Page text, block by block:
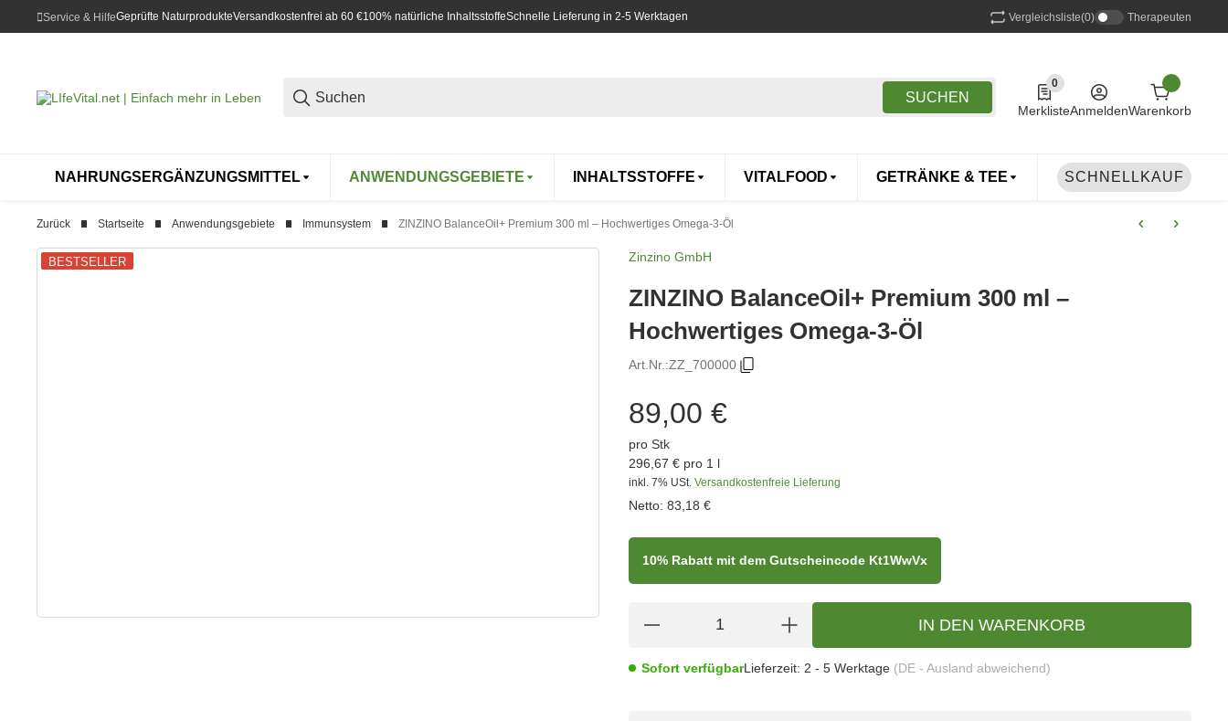
Service & HilfeGeprüfte NaturprodukteVersandkostenfrei ab 60 €100% natürliche InhaltsstoffeSchnelle Lieferung in 2-5 Werktagen Vergleichsliste(0) Therapeuten
SUCHEN
0
0 Produkte in der Liste
MerklisteAnmeldenWarenkorb
NAHRUNGSERGÄNZUNGSMITTEL ANWENDUNGSGEBIETE INHALTSSTOFFE VITALFOOD GETRÄNKE & TEE DROGERIE TIERE
SCHNELLKAUF
Zurück Startseite Anwendungsgebiete Immunsystem ZINZINO BalanceOil+ Premium 300 ml – Hochwertiges Omega-3-Öl
BESTSELLER Zinzino GmbH
ZINZINO BalanceOil+ Premium 300 ml –
Hochwertiges Omega-3-Öl
Art.Nr.:ZZ_700000
89,00 €
pro Stk
296,67 € pro 1 l
inkl. 7% USt. Versandkostenfreie Lieferung
Netto: 83,18 €
10% Rabatt mit dem Gutscheincode Kt1WwVx
IN DEN WARENKORB
Sofort verfügbarLieferzeit: 2 - 5 Werktage (DE - Ausland abweichend)